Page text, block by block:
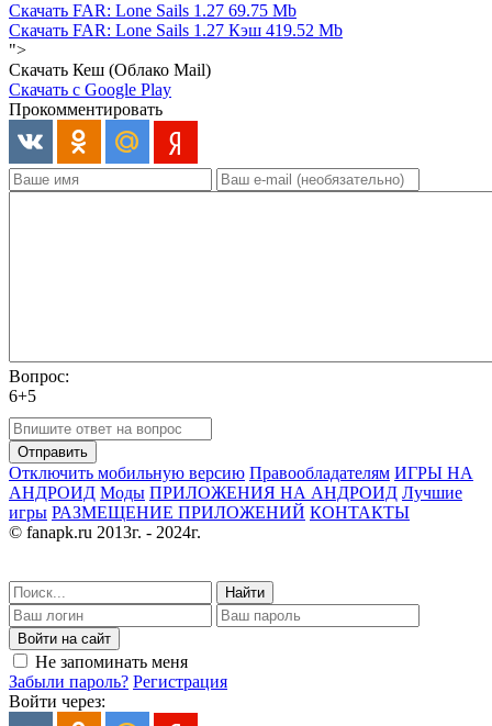
Скачать FAR: Lone Sails 1.27 69.75 Mb
Скачать FAR: Lone Sails 1.27 Кэш 419.52 Mb
">
Скачать Кеш (Облако Mail)
Скачать с Google Play
Прокомментировать
Вопрос:
6+5
Отправить
Отключить мобильную версию Правообладателям ИГРЫ НА
АНДРОИД Моды ПРИЛОЖЕНИЯ НА АНДРОИД Лучшие
игры РАЗМЕЩЕНИЕ ПРИЛОЖЕНИЙ КОНТАКТЫ
© fanapk.ru 2013г. - 2024г.
Найти
Войти на сайт
Не запоминать меня
Забыли пароль? Регистрация
Войти через: